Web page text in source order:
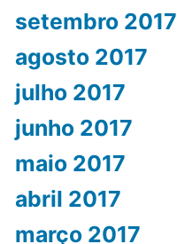
setembro 2017
agosto 2017
julho 2017
junho 2017
maio 2017
abril 2017
março 2017